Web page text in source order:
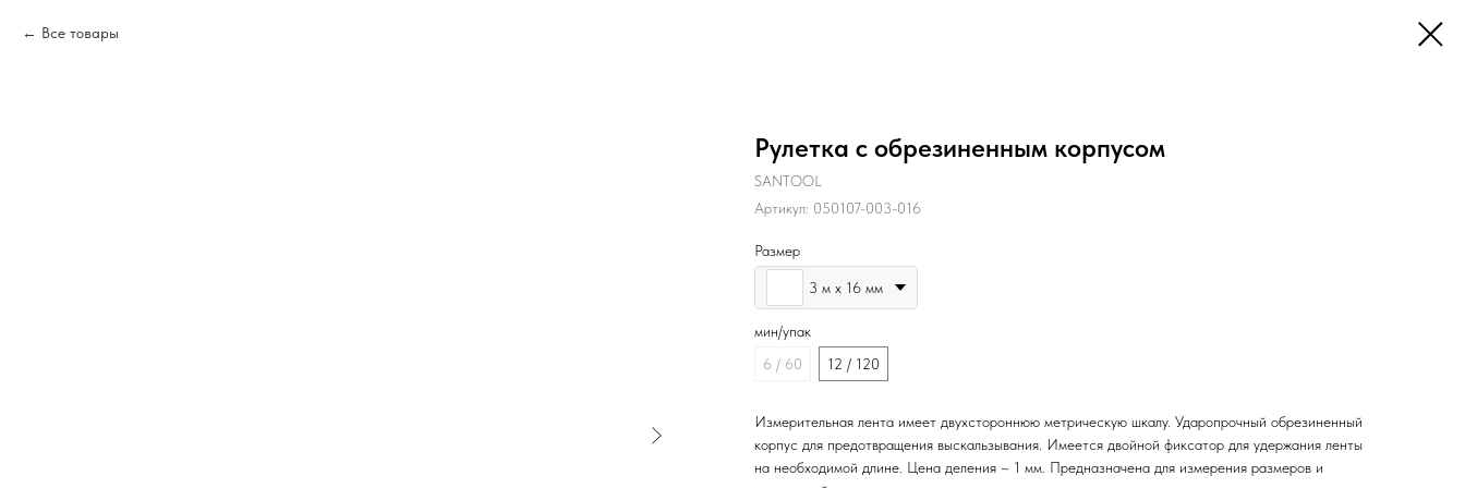
Все товары
Рулетка с обрезиненным корпусом
SANTOOL
Артикул: 050107-003-016
Размер
3 м х 16 мм
мин/упак
6 / 60
12 / 120
Измерительная лента имеет двухстороннюю метрическую шкалу. Ударопрочный обрезиненный
корпус для предотвращения выскальзывания. Имеется двойной фиксатор для удержания ленты
на необходимой длине. Цена деления – 1 мм. Предназначена для измерения размеров и